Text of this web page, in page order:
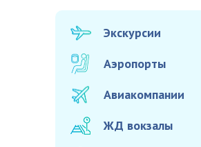
Экскурсии
Аэропорты
Авиакомпании
ЖД вокзалы